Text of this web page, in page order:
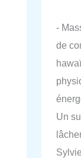
-
de
Un